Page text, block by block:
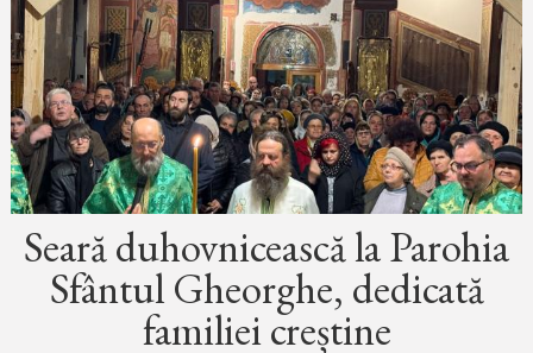
Seară duhovnicească la Parohia
Sfântul Gheorghe, dedicată
familiei creștine